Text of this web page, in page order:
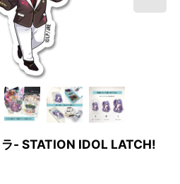
- STATION IDOL LATCH!